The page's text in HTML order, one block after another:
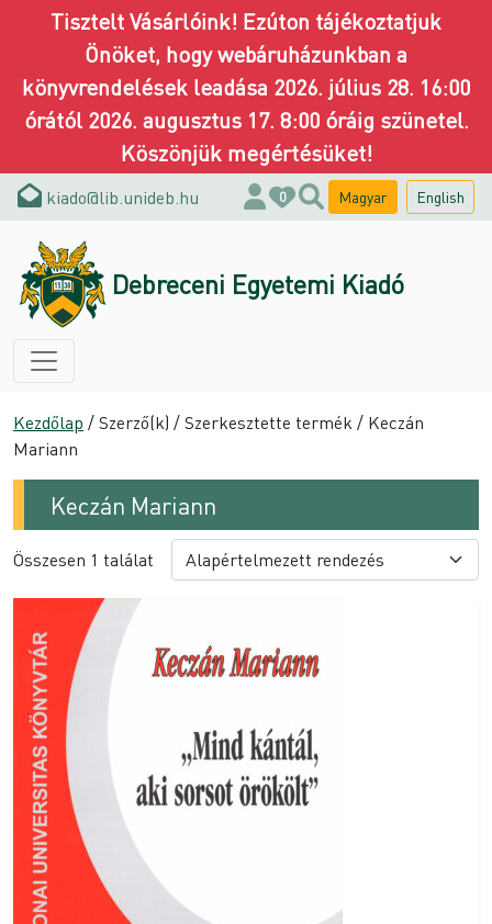
Tisztelt Vásárlóink! Ezúton tájékoztatjuk
Önöket, hogy webáruházunkban a
könyvrendelések leadása 2026. július 28. 16:00
órától 2026. augusztus 17. 8:00 óráig szünetel.
Köszönjük megértésüket!
kiado@lib.unideb.hu 0 Magyar English
Debreceni Egyetemi Kiadó
Kezdőlap / Szerző(k) / Szerkesztette termék / Keczán
Mariann
Keczán Mariann
Összesen 1 találat